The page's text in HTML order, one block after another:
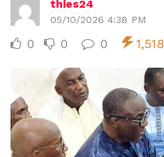
thies24
05/10/2026 4:38 PM
0 0 0 1,518